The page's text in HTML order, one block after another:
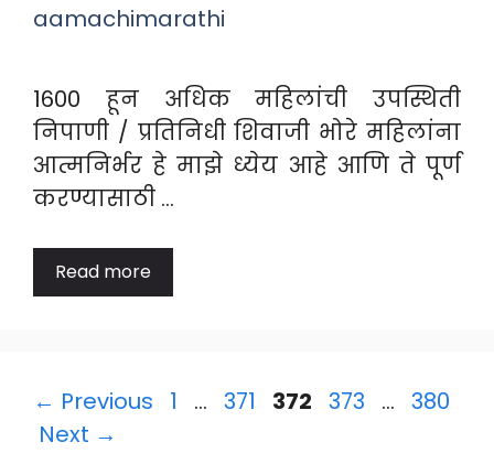
aamachimarathi
1600 हून अधिक महिलांची उपस्थिती
निपाणी / प्रतिनिधी शिवाजी भोरे महिलांना
आत्मनिर्भर हे माझे ध्येय आहे आणि ते पूर्ण
करण्यासाठी …
Read more
← Previous Page
1 … Page
371 Page
372 Page
373 … Page
380
Next →